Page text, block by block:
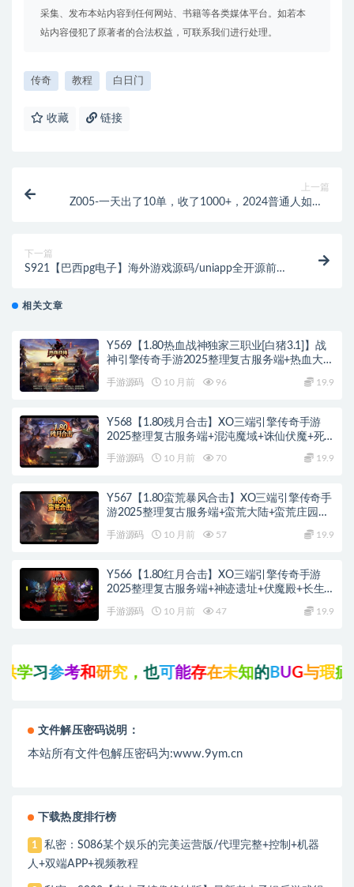
采集、发布本站内容到任何网站、书籍等各类媒体平台。如若本
站内容侵犯了原著者的合法权益，可联系我们进行处理。
传奇 教程 白日门
收藏 链接
上一篇
Z005-一天出了10单，收了1000+，2024普通人如何0
下一篇
S921【巴西pg电子】海外游戏源码/uniapp全开源前端/
相关文章
Y569【1.80热血战神独家三职业[白猪3.1]】战
神引擎传奇手游2025整理复古服务端+热血大陆
手游源码 10 月前 96 19.9
Y568【1.80残月合击】XO三端引擎传奇手游
2025整理复古服务端+混沌魔域+诛仙伏魔+死
手游源码 10 月前 70 19.9
Y567【1.80蛮荒暴风合击】XO三端引擎传奇手
游2025整理复古服务端+蛮荒大陆+蛮荒庄园
手游源码 10 月前 57 19.9
Y566【1.80红月合击】XO三端引擎传奇手游
2025整理复古服务端+神迹遗址+伏魔殿+长生
手游源码 10 月前 47 19.9
考和研究，也可能存 在未 知的BUG与瑕 疵，可先联
文件解压密码说明：
本站所有文件包解压密码为:www.9ym.cn
下载热度排行榜
1
私密：S086某个娱乐的完美运营版/代理完整+控制+机器
人+双端APP+视频教程